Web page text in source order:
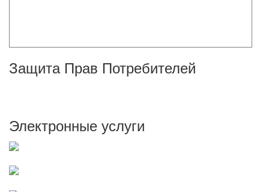
Защита Прав Потребителей
Электронные услуги